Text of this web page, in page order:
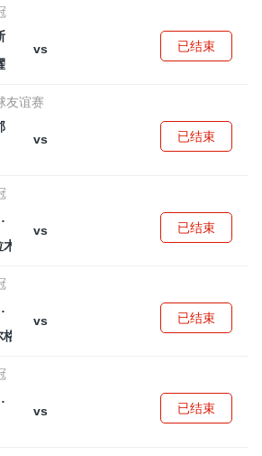
vs
已结束
友谊赛
vs
已结束
菲亚利夫斯基
vs
木图凯拉特
已结束
尔谢巴夏普尔
vs
莱德红星
已结束
拉特亚美尼亚
vs
已结束